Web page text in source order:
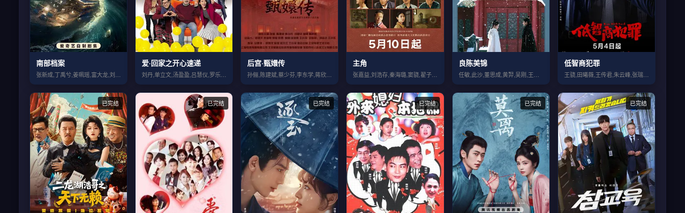
南部档案 爱·回家之开心速递 后宫·甄嬛传 主角 良陈美锦 低智商犯罪
王骁,田曦薇,王传君,朱云峰,张瑞涵,姜...
已完结 已完结 已完结 已完结 已完结 已完结